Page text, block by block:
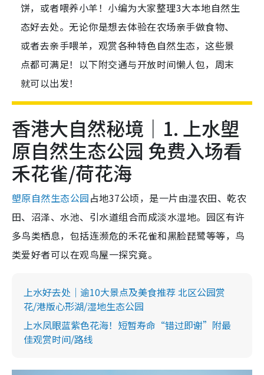
饼，或者喂养小羊！小编为大家整理3大本地自然生
态好去处。无论你是想去体验在农场亲手做食物、
或者去亲手喂羊，观赏各种特色自然生态，这些景
点都可满足！以下附交通与开放时间懒人包，周末
就可以出发！
香港大自然秘境｜1. 上水塱
原自然生态公园 免费入场看
禾花雀/荷花海
塱原自然生态公园占地37公顷，是一片由湿农田、乾农
田、沼泽、水池、引水道组合而成淡水湿地。园区有许
多鸟类栖息，包括连濒危的禾花雀和黑脸琵鹭等等，鸟
类爱好者可以在观鸟屋一探究竟。
上水好去处｜逾10大景点及美食推荐 北区公园赏
花/港版心形湖/湿地生态公园
上水凤眼蓝紫色花海！短暂寿命“错过即谢”附最
佳观赏时间/路线